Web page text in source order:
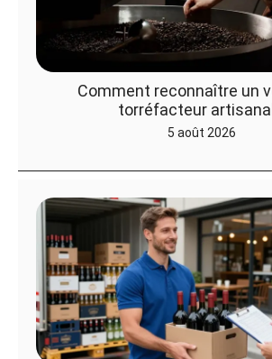
Comment reconnaître un
torréfacteur
5 août 2026